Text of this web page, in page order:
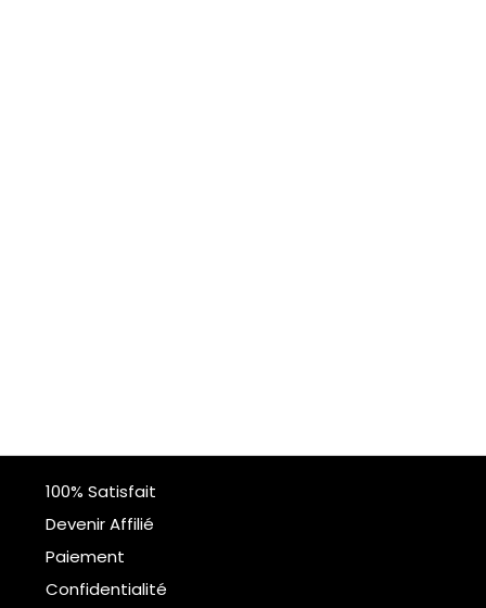
100% Satisfait
Devenir Affilié
Paiement
Confidentialité